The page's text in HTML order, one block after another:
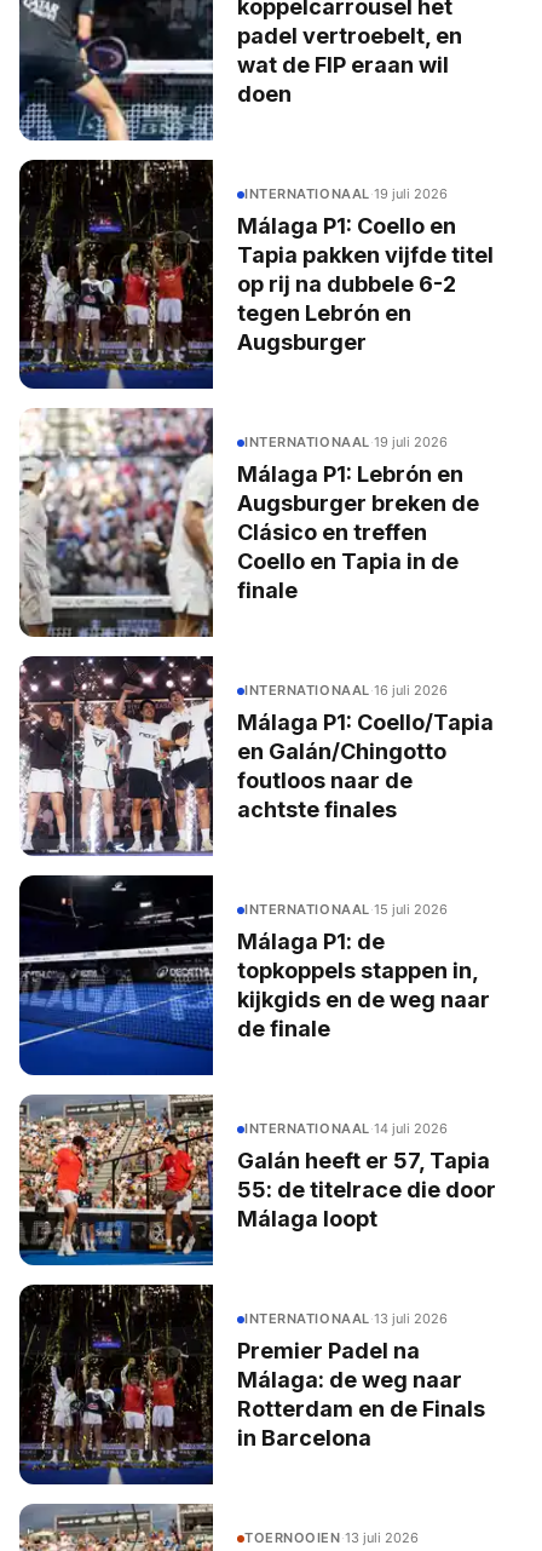
koppelcarrousel het
padel vertroebelt, en
wat de FIP eraan wil
doen
INTERNATIONAAL·19 juli 2026
Málaga P1: Coello en
Tapia pakken vijfde titel
op rij na dubbele 6-2
tegen Lebrón en
Augsburger
INTERNATIONAAL·19 juli 2026
Málaga P1: Lebrón en
Augsburger breken de
Clásico en treffen
Coello en Tapia in de
finale
INTERNATIONAAL·16 juli 2026
Málaga P1: Coello/Tapia
en Galán/Chingotto
foutloos naar de
achtste finales
INTERNATIONAAL·15 juli 2026
Málaga P1: de
topkoppels stappen in,
kijkgids en de weg naar
de finale
INTERNATIONAAL·14 juli 2026
Galán heeft er 57, Tapia
55: de titelrace die door
Málaga loopt
INTERNATIONAAL·13 juli 2026
Premier Padel na
Málaga: de weg naar
Rotterdam en de Finals
in Barcelona
TOERNOOIEN·13 juli 2026